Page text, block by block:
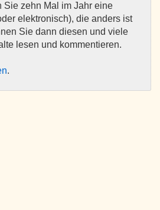
Sie zehn Mal im Jahr eine
elektronisch), die anders ist
Sie dann diesen und viele
lesen und kommentieren.
.